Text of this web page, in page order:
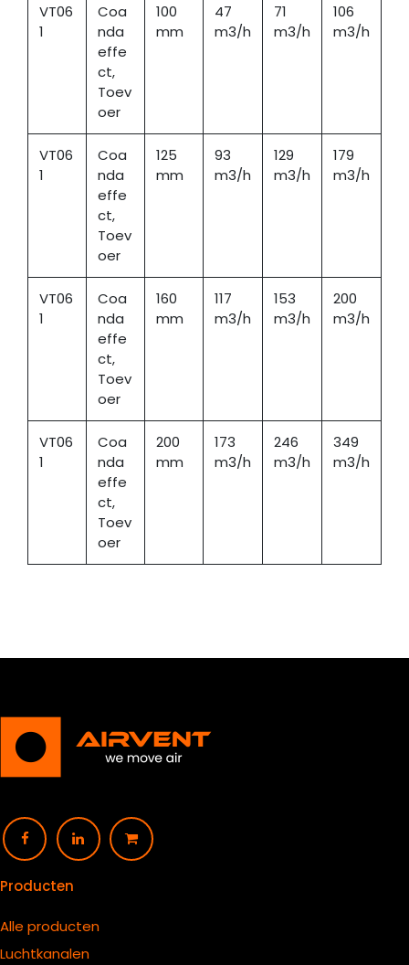
VT06
1
Coa
nda
effe
ct,
Toev
oer
100
mm
47
m3/h
71
m3/h
106
m3/h
VT06
1
Coa
nda
effe
ct,
Toev
oer
125
mm
93
m3/h
129
m3/h
179
m3/h
VT06
1
Coa
nda
effe
ct,
Toev
oer
160
mm
117
m3/h
153
m3/h
200
m3/h
VT06
1
Coa
nda
effe
ct,
Toev
oer
200
mm
173
m3/h
246
m3/h
349
m3/h
Producten
Alle producten
Luchtkanalen